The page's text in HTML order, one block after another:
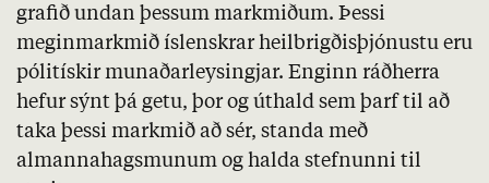
grafið undan þessum markmiðum. Þessi
meginmarkmið íslenskrar heilbrigðisþjónustu eru
pólitískir munaðarleysingjar. Enginn ráðherra
hefur sýnt þá getu, þor og úthald sem þarf til að
taka þessi markmið að sér, standa með
almannahagsmunum og halda stefnunni til